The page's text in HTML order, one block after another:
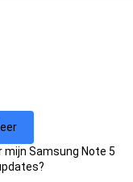
mijn Samsung Note 5